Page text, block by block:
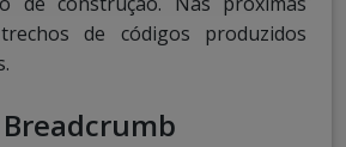
de códigos produzidos